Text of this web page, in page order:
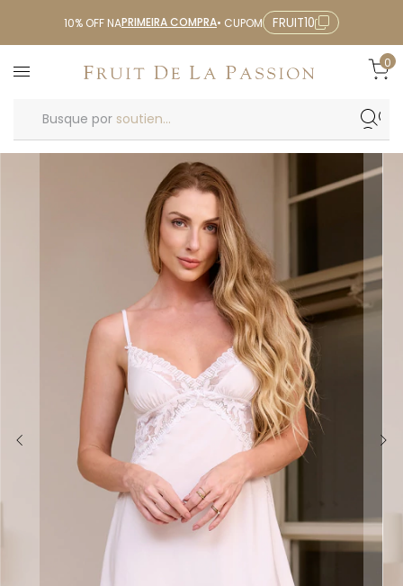
10% OFF NAPRIMEIRA COMPRA• CUPOM FRUIT10
0
Busque por soutien...